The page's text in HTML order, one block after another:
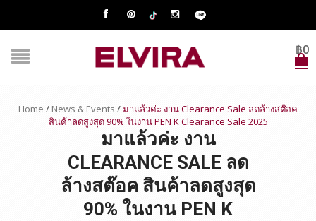
฿0
Home /News & Events /มาแล้วค่ะ งาน Clearance Sale ลดล้างสต๊อค
สินค้าลดสูงสุด 90% ในงาน PEN K Clearance Sale 2025
มาแล้วค่ะ งาน
CLEARANCE SALE ลด
ล้างสต๊อค สินค้าลดสูงสุด
90% ในงาน PEN K